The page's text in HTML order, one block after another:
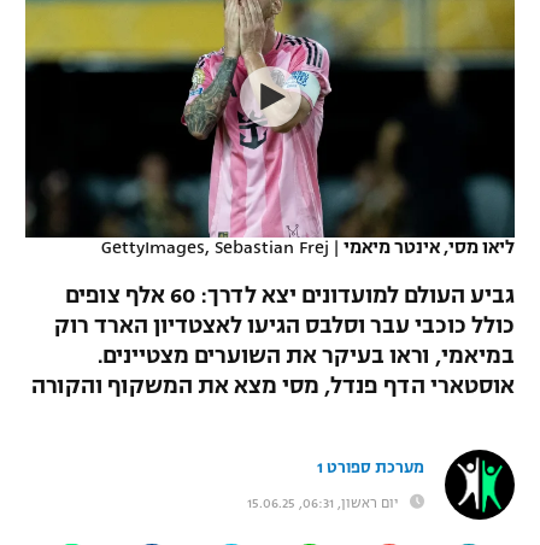
תוצאות
לוח שידורים
"מעל הליגה" – פודקאסט
נבחרת ישראל
מכבי חיפה
בית"ר ירושלים
מכבי תל אביב
הפועל תל אביב
הפועל חיפה
הפועל באר שבע
בני יהודה
ליגה ספרדית
ליגה צרפתית
ליגה הולנדית
ליגה טורקית
ליגה ברזילאית
ליגות נוספות
מכבי תל אביב
הפועל ירושלים
דני אבדיה
יורוליג
יורוקאפ
טניס
כדורעף
שחייה
ג'ודו
אגרוף
UFC
ליאו מסי, אינטר מיאמי |
GettyImages, Sebastian Frej
גביע העולם למועדונים יצא לדרך: 60 אלף צופים
כולל כוכבי עבר וסלבס הגיעו לאצטדיון הארד רוק
במיאמי, וראו בעיקר את השוערים מצטיינים.
אוסטארי הדף פנדל, מסי מצא את המשקוף והקורה
מערכת ספורט 1
יום ראשון, 06:31, 15.06.25